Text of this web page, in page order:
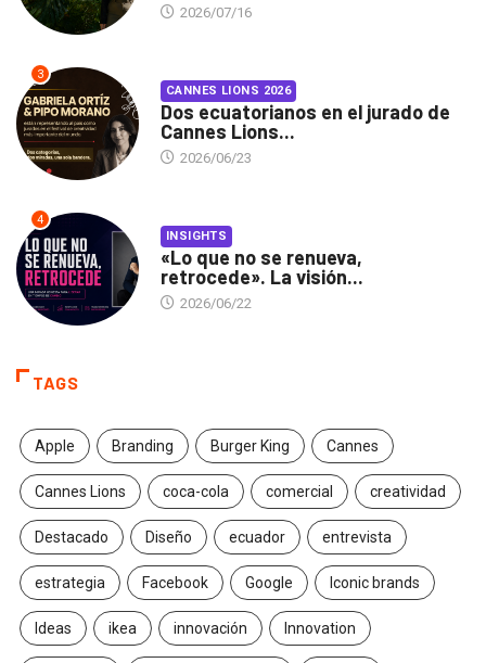
2026/07/16
3
CANNES LIONS 2026
Dos ecuatorianos en el jurado de
Cannes Lions...
2026/06/23
4
INSIGHTS
«Lo que no se renueva,
retrocede». La visión...
2026/06/22
TAGS
Apple Branding Burger King Cannes
Cannes Lions coca-cola comercial creatividad
Destacado Diseño ecuador entrevista
estrategia Facebook Google Iconic brands
Ideas ikea innovación Innovation